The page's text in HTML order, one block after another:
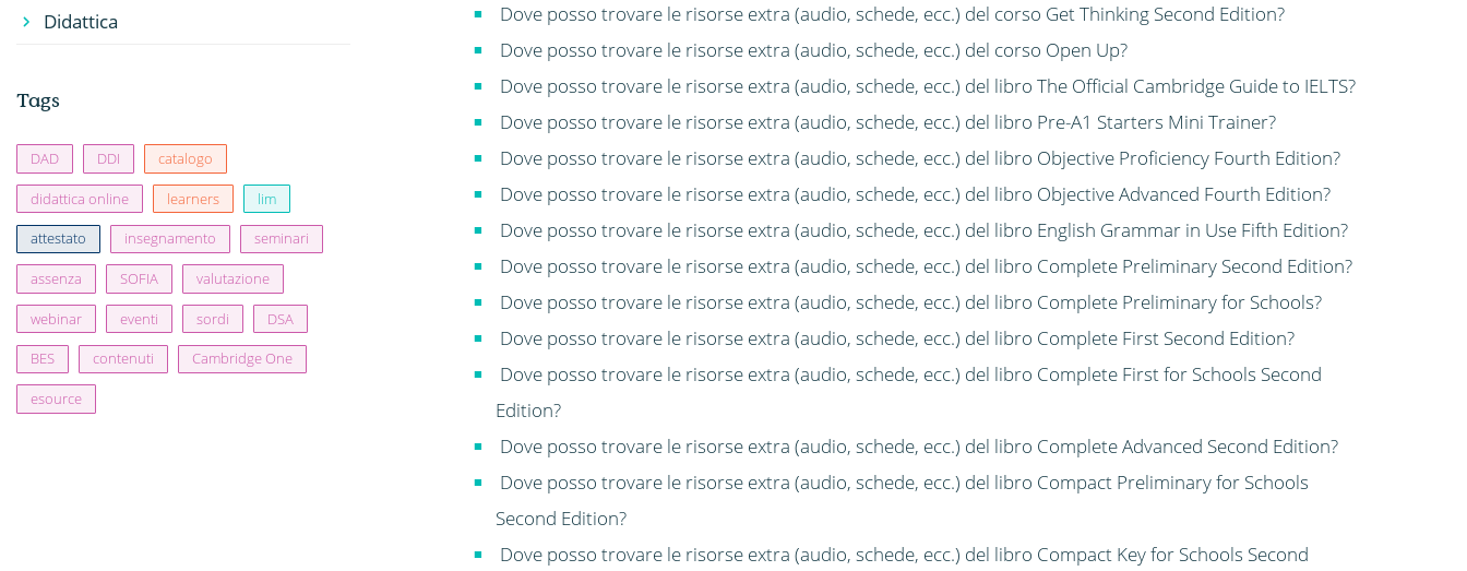
Didattica
Tags
DAD DDI catalogo
didattica online learners lim
attestato insegnamento seminari
assenza SOFIA valutazione
webinar eventi sordi DSA
BES contenuti Cambridge One
esource
Dove posso trovare le risorse extra (audio, schede, ecc.) del corso Get Thinking Second Edition?
Dove posso trovare le risorse extra (audio, schede, ecc.) del corso Open Up?
Dove posso trovare le risorse extra (audio, schede, ecc.) del libro The Official Cambridge Guide to IELTS?
Dove posso trovare le risorse extra (audio, schede, ecc.) del libro Pre-A1 Starters Mini Trainer?
Dove posso trovare le risorse extra (audio, schede, ecc.) del libro Objective Proficiency Fourth Edition?
Dove posso trovare le risorse extra (audio, schede, ecc.) del libro Objective Advanced Fourth Edition?
Dove posso trovare le risorse extra (audio, schede, ecc.) del libro English Grammar in Use Fifth Edition?
Dove posso trovare le risorse extra (audio, schede, ecc.) del libro Complete Preliminary Second Edition?
Dove posso trovare le risorse extra (audio, schede, ecc.) del libro Complete Preliminary for Schools?
Dove posso trovare le risorse extra (audio, schede, ecc.) del libro Complete First Second Edition?
Dove posso trovare le risorse extra (audio, schede, ecc.) del libro Complete First for Schools Second
Edition?
Dove posso trovare le risorse extra (audio, schede, ecc.) del libro Complete Advanced Second Edition?
Dove posso trovare le risorse extra (audio, schede, ecc.) del libro Compact Preliminary for Schools
Second Edition?
Dove posso trovare le risorse extra (audio, schede, ecc.) del libro Compact Key for Schools Second